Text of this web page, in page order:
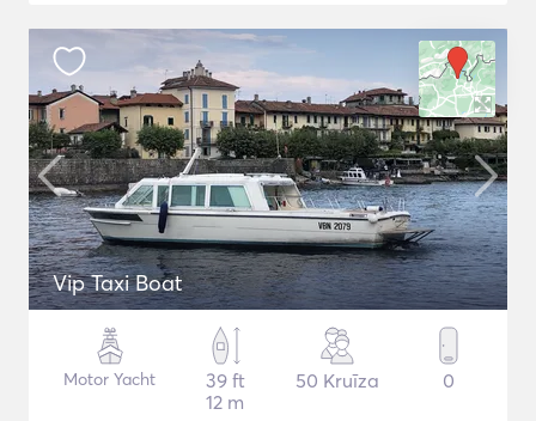
Vip Taxi Boat
Motor Yacht
39 ft
12 m
50 Kruīza 0